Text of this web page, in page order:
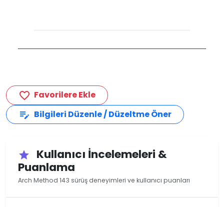
favorite_border Favorilere Ekle
edit_note Bilgileri Düzenle / Düzeltme Öner
star
Kullanıcı İncelemeleri &
Puanlama
Arch Method 143 sürüş deneyimleri ve kullanıcı puanları